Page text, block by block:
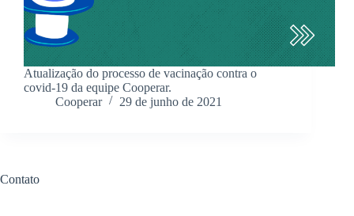
Atualização do processo de vacinação contra o
covid-19 da equipe Cooperar.
Cooperar
29 de junho de 2021
Contato